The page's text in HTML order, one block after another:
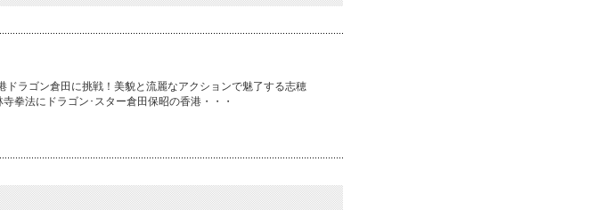
ドラゴン倉田に挑戦！美貌と流麗なアクションで魅了する志穂
拳法にドラゴン･スター倉田保昭の香港・・・